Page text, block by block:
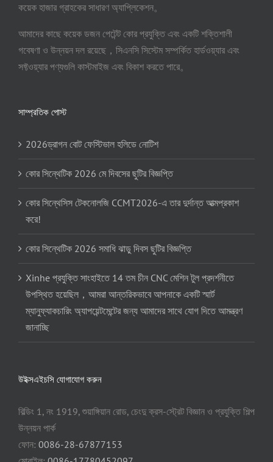
কয়েক হাজার গ্রাহকের সাধারণ অ্যাপ্লিকেশন。
আমাদের কাছে কয়েক ডজন পেটেন্ট কোর প্রযুক্তি এবং একটি শক্তিশালী
গবেষণা ও উন্নয়ন দল রয়েছে，সিএনসি সিস্টেম সম্পর্কিত হার্ডওয়্যার এবং
সফ্টওয়্যার পণ্যগুলি কাস্টমাইজ এবং বিকাশ করতে পারে。
সাম্প্রতিক পোস্ট
2026ড্রাগন বোট ফেস্টিভাল হলিডে নোটিশ
কোর সিন্থেটিক 2026 মে দিবসের ছুটির বিজ্ঞপ্তি
কোর সিন্থেসিস টেকনোলজি CCMT2026-এ তার দুর্দান্ত আত্মপ্রকাশ
করে!
কোর সিন্থেটিক 2026 সমাধি ঝাড়ু দিবস ছুটির বিজ্ঞপ্তি
Xinhe প্রযুক্তি সাংহাইতে 14 তম চীন CNC মেশিন টুল প্রদর্শনীতে
উপস্থিত হয়েছিল，আমরা আন্তরিকভাবে আপনাকে একটি স্মার্ট
ম্যানুফ্যাকচারিং অ্যাপয়েন্টমেন্টের জন্য আমাদের সাথে যোগ দিতে আমন্ত্রণ
জানাচ্ছি
উইক্সএইচসি যোগাযোগ করুন
বিল্ডিং 1, নং 1919, শুয়াঙ্গিয়ান রোড, চেংদু ক্রস-স্ট্রেট বিজ্ঞান ও প্রযুক্তি শিল্প
উন্নয়ন পার্ক
ফোন: 0086-28-67877153